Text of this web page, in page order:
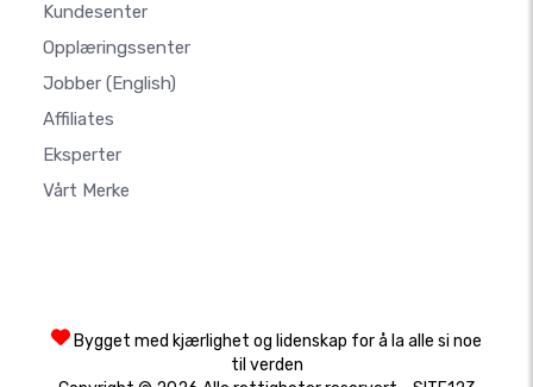
Kundesenter
Opplæringssenter
Jobber (English)
Affiliates
Eksperter
Vårt Merke
Bygget med kjærlighet og lidenskap for å la alle si noe
til verden